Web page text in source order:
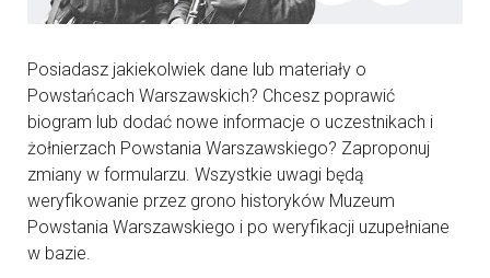
Posiadasz jakiekolwiek dane lub materiały o
Powstańcach Warszawskich? Chcesz poprawić
biogram lub dodać nowe informacje o uczestnikach i
żołnierzach Powstania Warszawskiego? Zaproponuj
zmiany w formularzu. Wszystkie uwagi będą
weryfikowanie przez grono historyków Muzeum
Powstania Warszawskiego i po weryfikacji uzupełniane
w bazie.